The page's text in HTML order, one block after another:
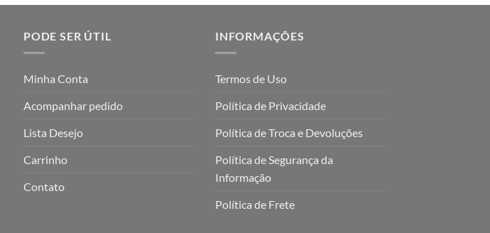
PODE SER ÚTIL
Minha Conta
Acompanhar pedido
Lista Desejo
Carrinho
Contato
INFORMAÇÕES
Termos de Uso
Política de Privacidade
Política de Troca e Devoluções
Política de Segurança da
Informação
Política de Frete